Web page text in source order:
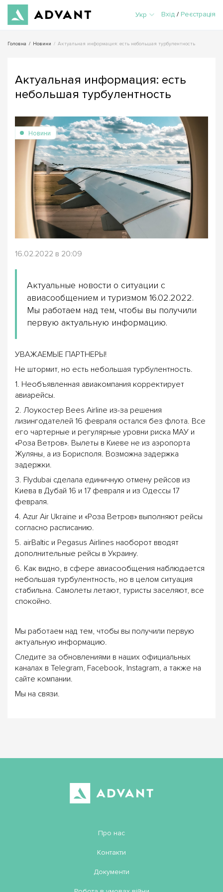
Укр Вхід / Реєстрація
Головна / Новини / Актуальная информация: есть небольшая турбулентность
Актуальная информация: есть
небольшая турбулентность
Новини
16.02.2022 в 20:09
Актуальные новости о ситуации с
авиасообщением и туризмом 16.02.2022.
Мы работаем над тем, чтобы вы получили
первую актуальную информацию.
УВАЖАЕМЫЕ ПАРТНЕРЫ!
Не штормит, но есть небольшая турбулентность.
1. Необъявленная авиакомпания корректирует
авиарейсы.
2. Лоукостер Bees Airline из-за решения
лизингодателей 16 февраля остался без флота. Все
его чартерные и регулярные уровни риска МАУ и
«Роза Ветров». Вылеты в Киеве не из аэропорта
Жуляны, а из Борисполя. Возможна задержка
задержки.
3. Flydubai сделала единичную отмену рейсов из
Киева в Дубай 16 и 17 февраля и из Одессы 17
февраля.
4. Azur Air Ukraine и «Роза Ветров» выполняют рейсы
согласно расписанию.
5. airBaltic и Pegasus Airlines наоборот вводят
дополнительные рейсы в Украину.
6. Как видно, в сфере авиасообщения наблюдается
небольшая турбулентность, но в целом ситуация
стабильна. Самолеты летают, туристы заселяют, все
спокойно.
Мы работаем над тем, чтобы вы получили первую
актуальную информацию.
Следите за обновлениями в наших официальных
каналах в Telegram, Facebook, Instagram, а также на
сайте компании.
Мы на связи.
Про нас
Контакти
Документи